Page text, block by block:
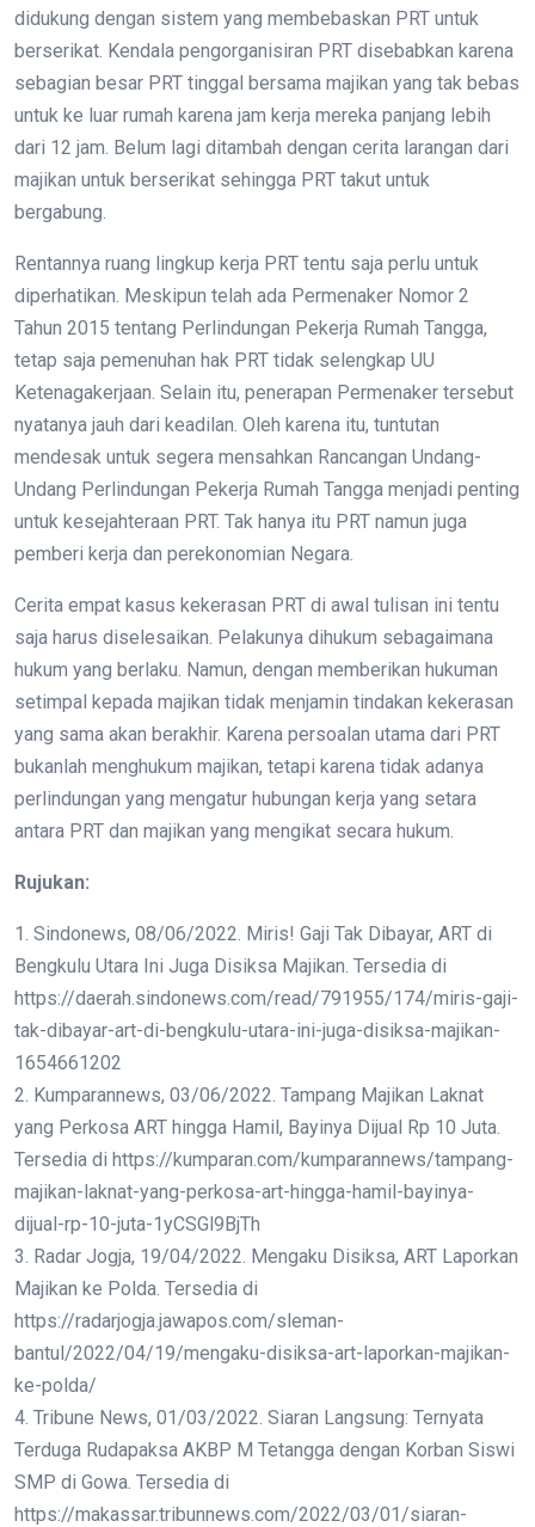
didukung dengan sistem yang membebaskan PRT untuk
berserikat. Kendala pengorganisiran PRT disebabkan karena
sebagian besar PRT tinggal bersama majikan yang tak bebas
untuk ke luar rumah karena jam kerja mereka panjang lebih
dari 12 jam. Belum lagi ditambah dengan cerita larangan dari
majikan untuk berserikat sehingga PRT takut untuk
bergabung.
Rentannya ruang lingkup kerja PRT tentu saja perlu untuk
diperhatikan. Meskipun telah ada Permenaker Nomor 2
Tahun 2015 tentang Perlindungan Pekerja Rumah Tangga,
tetap saja pemenuhan hak PRT tidak selengkap UU
Ketenagakerjaan. Selain itu, penerapan Permenaker tersebut
nyatanya jauh dari keadilan. Oleh karena itu, tuntutan
mendesak untuk segera mensahkan Rancangan Undang-
Undang Perlindungan Pekerja Rumah Tangga menjadi penting
untuk kesejahteraan PRT. Tak hanya itu PRT namun juga
pemberi kerja dan perekonomian Negara.
Cerita empat kasus kekerasan PRT di awal tulisan ini tentu
saja harus diselesaikan. Pelakunya dihukum sebagaimana
hukum yang berlaku. Namun, dengan memberikan hukuman
setimpal kepada majikan tidak menjamin tindakan kekerasan
yang sama akan berakhir. Karena persoalan utama dari PRT
bukanlah menghukum majikan, tetapi karena tidak adanya
perlindungan yang mengatur hubungan kerja yang setara
antara PRT dan majikan yang mengikat secara hukum.
Rujukan:
1. Sindonews, 08/06/2022. Miris! Gaji Tak Dibayar, ART di
Bengkulu Utara Ini Juga Disiksa Majikan. Tersedia di
https://daerah.sindonews.com/read/791955/174/miris-gaji-
tak-dibayar-art-di-bengkulu-utara-ini-juga-disiksa-majikan-
1654661202
2. Kumparannews, 03/06/2022. Tampang Majikan Laknat
yang Perkosa ART hingga Hamil, Bayinya Dijual Rp 10 Juta.
Tersedia di https://kumparan.com/kumparannews/tampang-
majikan-laknat-yang-perkosa-art-hingga-hamil-bayinya-
dijual-rp-10-juta-1yCSGl9BjTh
3. Radar Jogja, 19/04/2022. Mengaku Disiksa, ART Laporkan
Majikan ke Polda. Tersedia di
https://radarjogja.jawapos.com/sleman-
bantul/2022/04/19/mengaku-disiksa-art-laporkan-majikan-
ke-polda/
4. Tribune News, 01/03/2022. Siaran Langsung: Ternyata
Terduga Rudapaksa AKBP M Tetangga dengan Korban Siswi
SMP di Gowa. Tersedia di
https://makassar.tribunnews.com/2022/03/01/siaran-